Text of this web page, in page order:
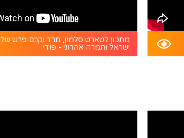
מתכון לטארט סלמון, תרד וקרם פרש של
ישראל ותמרה אהרוני - פודי